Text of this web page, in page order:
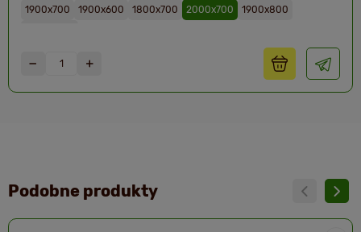
1900x700 1900х600 1800х700 2000x700
1900х800
Podobne produkty